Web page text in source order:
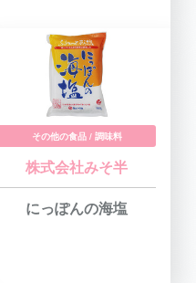
その他の食品 / 調味料
株式会社みそ半
にっぽんの海塩